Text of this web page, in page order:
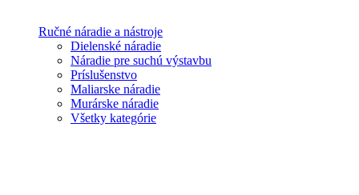
Ručné náradie a nástroje
Dielenské náradie
Náradie pre suchú výstavbu
Príslušenstvo
Maliarske náradie
Murárske náradie
Všetky kategórie